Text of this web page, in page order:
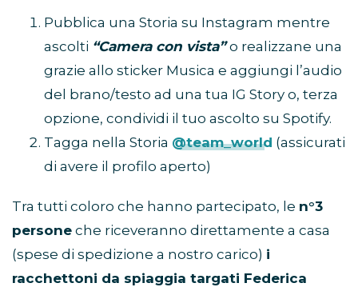
Pubblica una Storia su Instagram mentre
ascolti “Camera con vista” o realizzane una
grazie allo sticker Musica e aggiungi l’audio
del brano/testo ad una tua IG Story o, terza
opzione, condividi il tuo ascolto su Spotify.
Tagga nella Storia @team_world (assicurati
di avere il profilo aperto)
Tra tutti coloro che hanno partecipato, le n°3
persone che riceveranno direttamente a casa
(spese di spedizione a nostro carico) i
racchettoni da spiaggia targati Federica